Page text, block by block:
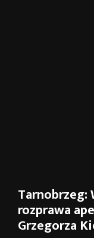
Tarnobrzeg:
rozprawa
Grzegorza